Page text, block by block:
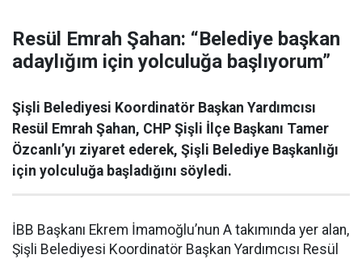
Resül Emrah Şahan: “Belediye başkan
adaylığım için yolculuğa başlıyorum”
Şişli Belediyesi Koordinatör Başkan Yardımcısı
Resül Emrah Şahan, CHP Şişli İlçe Başkanı Tamer
Özcanlı’yı ziyaret ederek, Şişli Belediye Başkanlığı
için yolculuğa başladığını söyledi.
İBB Başkanı Ekrem İmamoğlu’nun A takımında yer alan,
Şişli Belediyesi Koordinatör Başkan Yardımcısı Resül